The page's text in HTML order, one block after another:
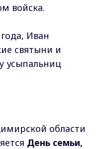
войска.
Иван
святыни и
усыпальниц
области
День семьи,